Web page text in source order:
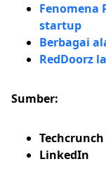
Fenomena
startup
Berbagai
RedDoorz
Sumber:
Techcrunch
LinkedIn